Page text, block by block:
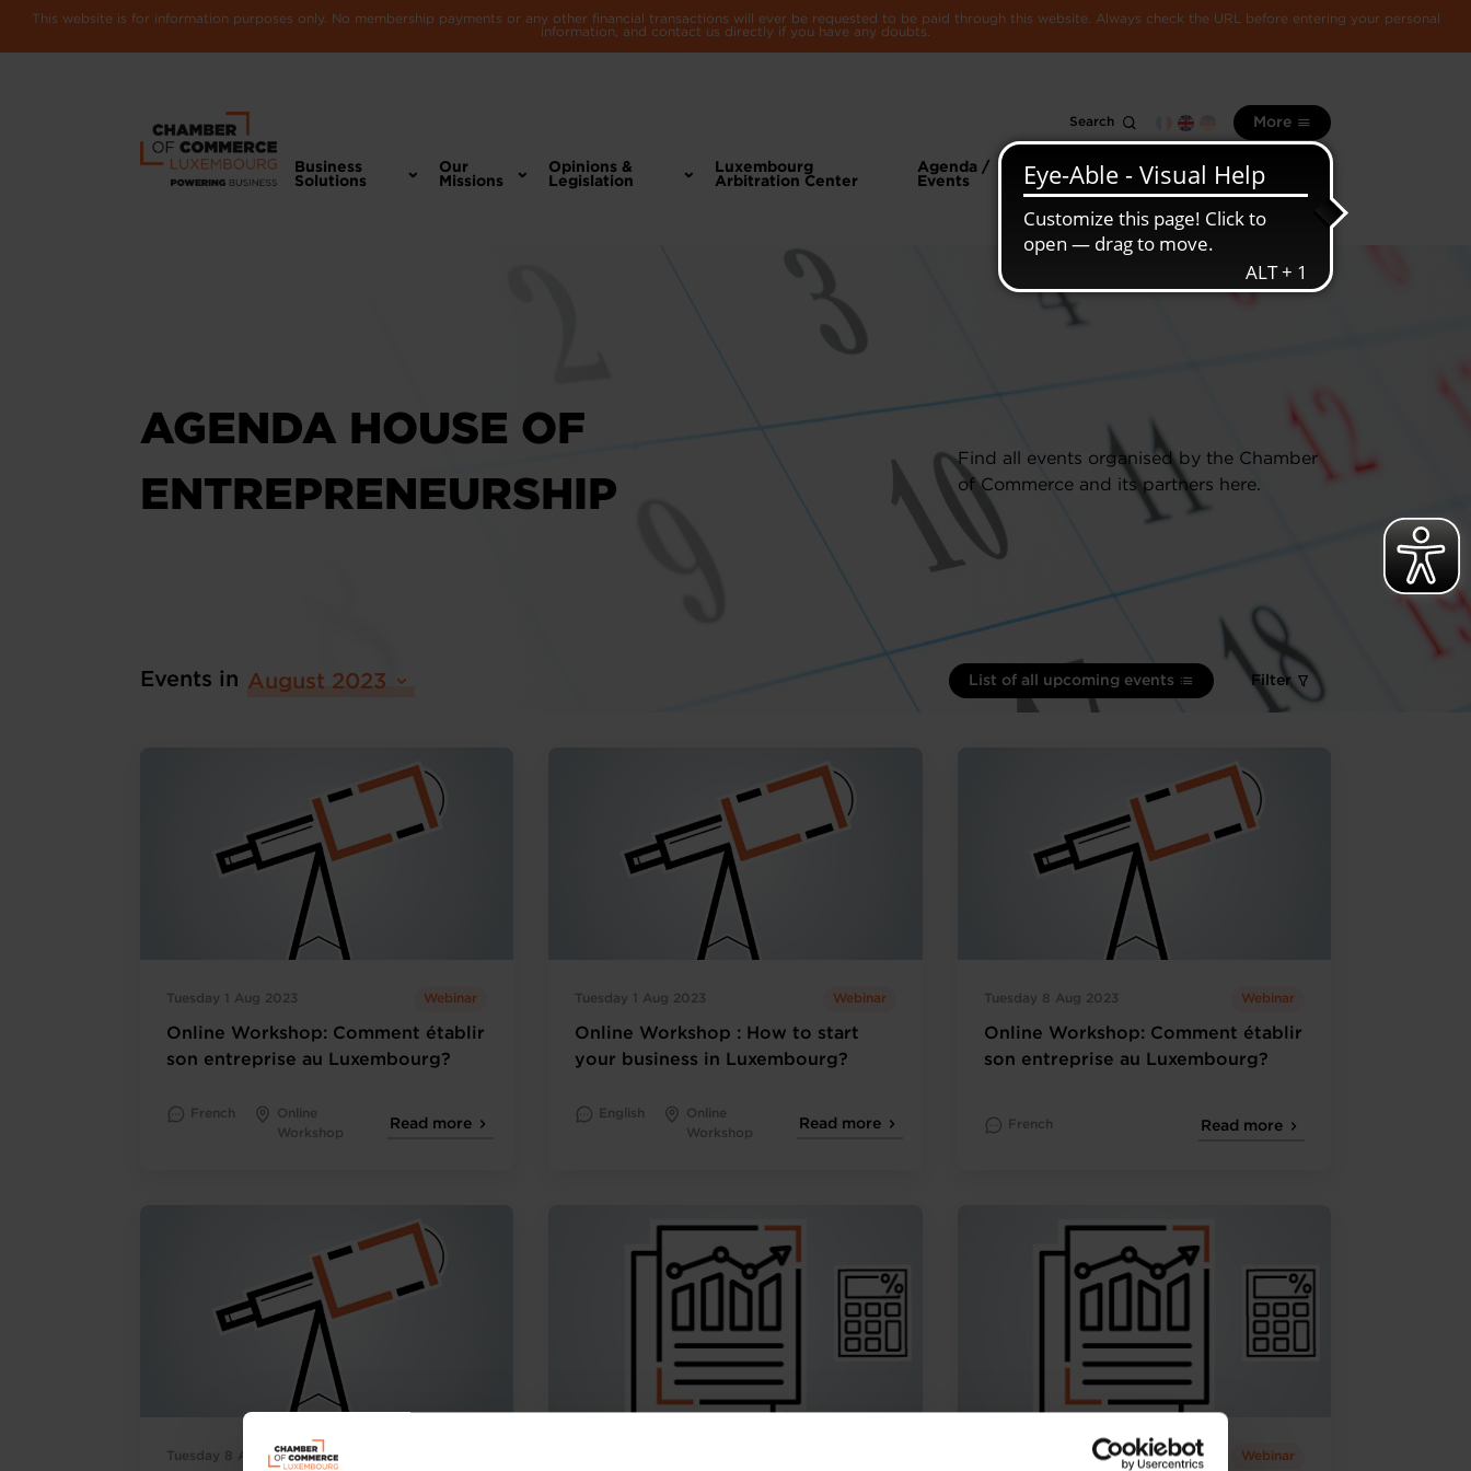
This website is for information purposes only. No membership payments or any other financial transactions will ever be requested to be paid through this website. Always check the URL before entering your personal
information, and contact us directly if you have any doubts.
Search More
Business
Solutions
Our
Missions
Opinions &
Legislation
Luxembourg
Arbitration Center
Agenda /
Events
information
Luxembourg
economy
AGENDA HOUSE OF
ENTREPRENEURSHIP
Find all events organised by the Chamber
of Commerce and its partners here.
Events in August 2023 List of all upcoming events Filter
Tuesday 1 Aug 2023 Webinar
Online Workshop: Comment établir
son entreprise au Luxembourg?
French
Online
Workshop
Read more
Tuesday 1 Aug 2023 Webinar
Online Workshop : How to start
your business in Luxembourg?
English
Online
Workshop
Read more
Tuesday 8 Aug 2023 Webinar
Online Workshop: Comment établir
son entreprise au Luxembourg?
French Read more
Tuesday 8 Aug 2023 Wednesday 9 Aug 2023 Webinar